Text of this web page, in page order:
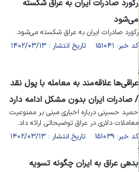
رکورد صادرات ایران به عراق شکسته
می‌شود
رکورد صادرات ایران به عراق شکسته می‌شود.
کد خبر: ۱۵۱۰۴۱ تاریخ انتشار : ۱۴۰۲/۰۳/۱۳
عراقی‌ها علاقه‌مند به معامله با پول نقد
/ صادرات ایران بدون مشکل ادامه دارد
حمید حسینی درباره اخباری مبنی بر ممنوعیت
معاملات دلاری در عراق توضیحاتی ارائه داد.
کد خبر: ۱۵۱۰۳۹ تاریخ انتشار : ۱۴۰۲/۰۳/۱۳
بدهی عراق به ایران چگونه تسویه